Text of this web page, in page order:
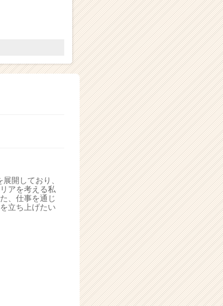
開しており、
アを考える私
、仕事を通じ
立ち上げたい